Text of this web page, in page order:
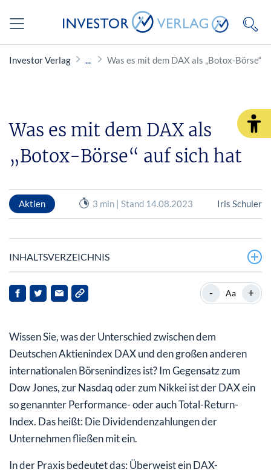
Investor Verlag Was es mit dem DAX als „Botox-Börse“
Was es mit dem DAX als
„Botox-Börse“ auf sich hat
Aktien 3 min | Stand 14.08.2023 Iris Schuler
INHALTSVERZEICHNIS
Unterschied Performance- und Kurs-DAX
Der Grund für den Abfluss ins Ausland
- Aa +
Wissen Sie, was der Unterschied zwischen dem
Deutschen Aktienindex DAX und den großen anderen
internationalen Börsenindizes ist? Im Gegensatz zum
Dow Jones, zur Nasdaq oder zum Nikkei ist der DAX ein
so genannter Performance- oder auch Total-Return-
Index. Das heißt: Die Dividendenzahlungen der
Unternehmen fließen mit ein.
In der Praxis bedeutet das: Überweist ein DAX-